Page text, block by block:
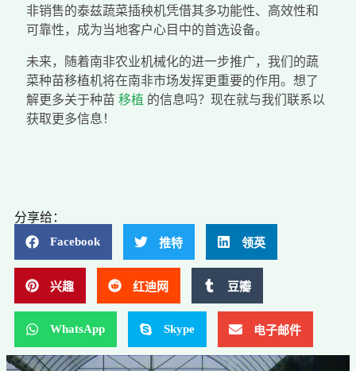
非销售的泰兹蔬菜插秧机凭借其多功能性、高效性和
可靠性，成为当地客户心目中的首选设备。
未来，随着南非农业机械化的进一步推广，我们的蔬
菜种苗移植机将在南非市场发挥更重要的作用。想了
解更多关于种苗 移植 的信息吗？现在就与我们联系以
获取更多信息！
分享给：
Facebook 推特 领英
兴趣 红迪网 豆瓣
WhatsApp Skype 电子邮件